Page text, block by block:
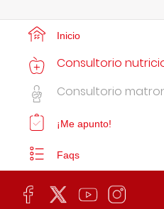
Inicio
Consultorio
Consultorio
¡Me apunto!
Faqs